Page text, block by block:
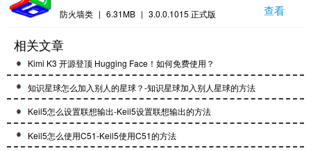
防火墙类 | 6.31MB | 3.0.0.1015 正式版 查看
相关文章
Kimi K3 开源登顶 Hugging Face！如何免费使用？
知识星球怎么加入别人的星球？-知识星球加入别人星球的方法
Keil5怎么设置联想输出-Keil5设置联想输出的方法
Keil5怎么使用C51-Keil5使用C51的方法